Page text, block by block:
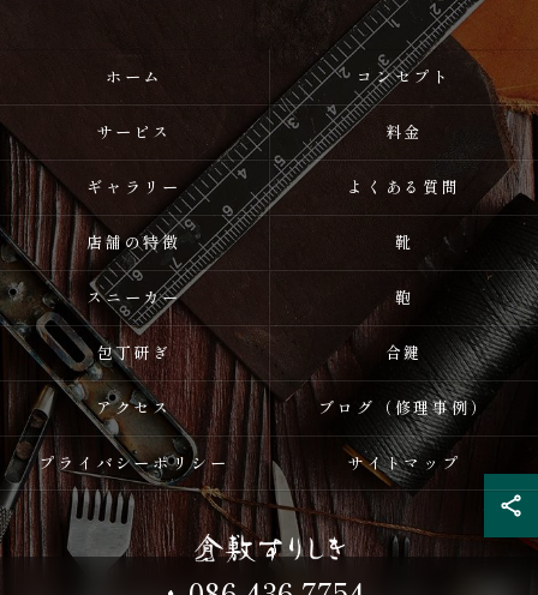
ホーム コンセプト
サービス 料金
ギャラリー よくある質問
店舗の特徴 靴
スニーカー 鞄
包丁研ぎ 合鍵
アクセス ブログ（修理事例）
プライバシーポリシー サイトマップ